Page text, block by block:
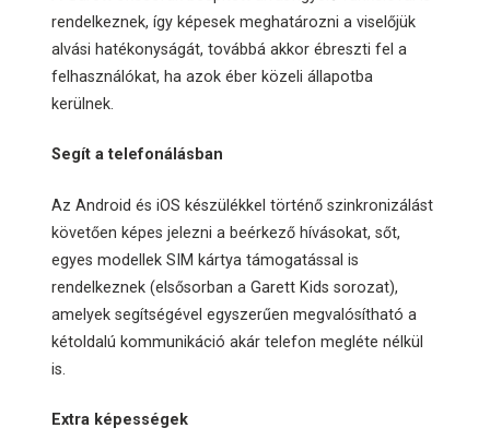
rendelkeznek, így képesek meghatározni a viselőjük
alvási hatékonyságát, továbbá akkor ébreszti fel a
felhasználókat, ha azok éber közeli állapotba
kerülnek.
Segít a telefonálásban
Az Android és iOS készülékkel történő szinkronizálást
követően képes jelezni a beérkező hívásokat, sőt,
egyes modellek SIM kártya támogatással is
rendelkeznek (elsősorban a Garett Kids sorozat),
amelyek segítségével egyszerűen megvalósítható a
kétoldalú kommunikáció akár telefon megléte nélkül
is.
Extra képességek